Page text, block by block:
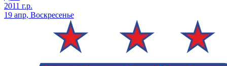
2011 г.р.
19 апр, Воскресенье